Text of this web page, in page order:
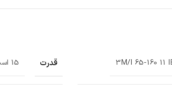
3M/I 65-160 11 قدرت 15 اسب بخار